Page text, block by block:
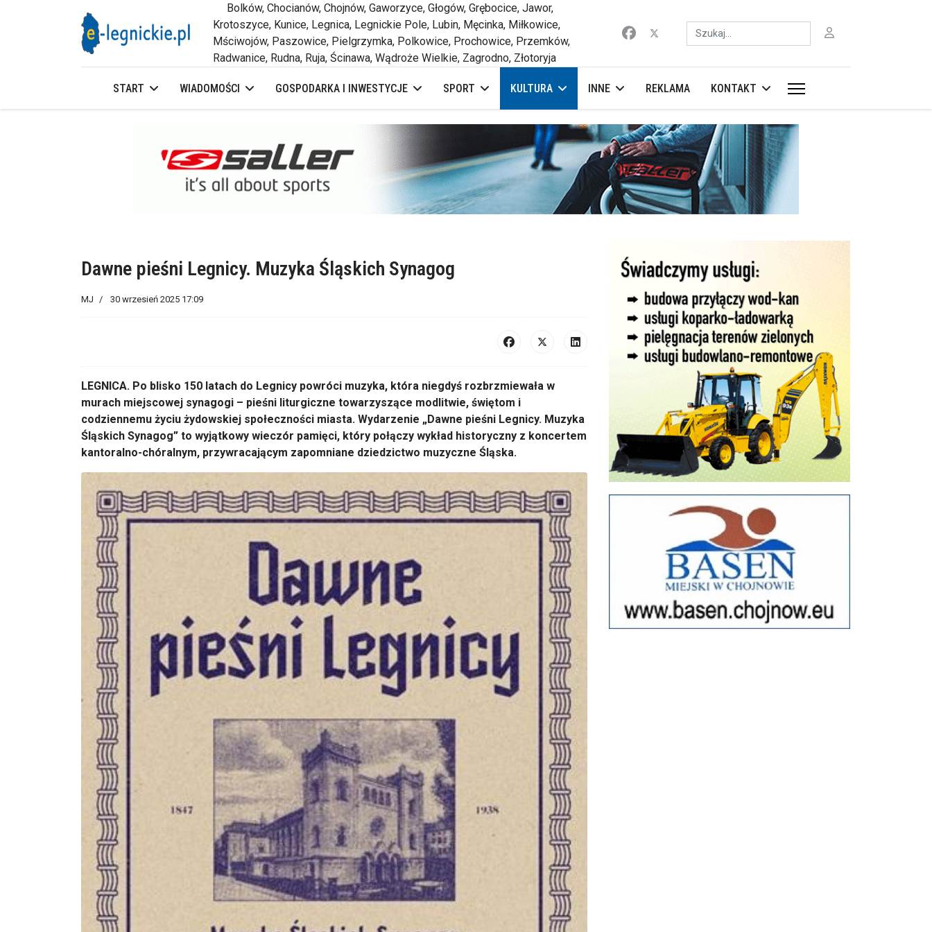
Bolków, Chocianów, Chojnów, Gaworzyce, Głogów, Grębocice, Jawor,
Krotoszyce, Kunice, Legnica, Legnickie Pole, Lubin, Męcinka, Miłkowice,
Mściwojów, Paszowice, Pielgrzymka, Polkowice, Prochowice, Przemków,
Radwanice, Rudna, Ruja, Ścinawa, Wądroże Wielkie, Zagrodno, Złotoryja
Szukaj
START WIADOMOŚCI GOSPODARKA I INWESTYCJE SPORT KULTURA INNE REKLAMA KONTAKT
Dawne pieśni Legnicy. Muzyka Śląskich Synagog
MJ 30 wrzesień 2025 17:09
LEGNICA. Po blisko 150 latach do Legnicy powróci muzyka, która niegdyś rozbrzmiewała w
murach miejscowej synagogi – pieśni liturgiczne towarzyszące modlitwie, świętom i
codziennemu życiu żydowskiej społeczności miasta. Wydarzenie „Dawne pieśni Legnicy. Muzyka
Śląskich Synagog” to wyjątkowy wieczór pamięci, który połączy wykład historyczny z koncertem
kantoralno-chóralnym, przywracającym zapomniane dziedzictwo muzyczne Śląska.